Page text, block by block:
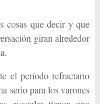
cosas que decir y que
giran alrededor
el período refractario
serio para los varones